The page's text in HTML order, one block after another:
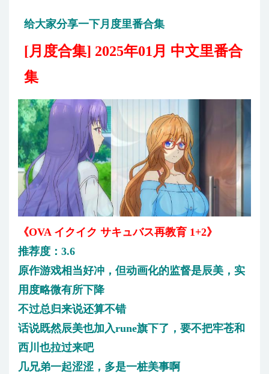
给大家分享一下月度里番合集
[月度合集] 2025年01月 中文里番合
集
《OVA イクイク サキュバス再教育 1+2》
推荐度：3.6
原作游戏相当好冲，但动画化的监督是辰美，实
用度略微有所下降
不过总归来说还算不错
话说既然辰美也加入rune旗下了，要不把牢苍和
西川也拉过来吧
几兄弟一起涩涩，多是一桩美事啊